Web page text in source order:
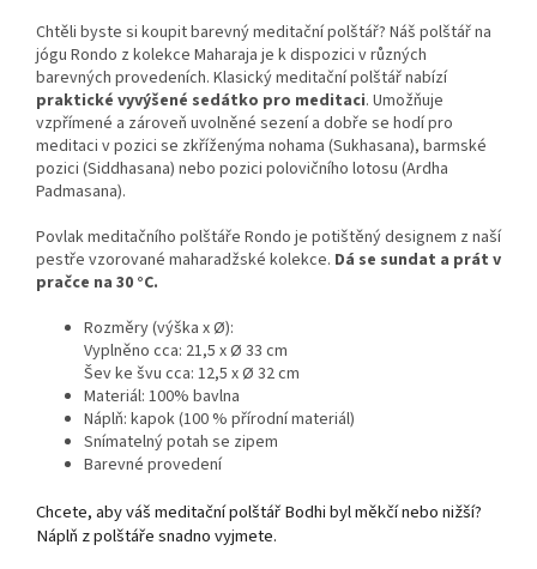
Chtěli byste si koupit barevný meditační polštář? Náš polštář na
jógu Rondo z kolekce Maharaja je k dispozici v různých
barevných provedeních. Klasický meditační polštář nabízí
praktické vyvýšené sedátko pro meditaci. Umožňuje
vzpřímené a zároveň uvolněné sezení a dobře se hodí pro
meditaci v pozici se zkříženýma nohama (Sukhasana), barmské
pozici (Siddhasana) nebo pozici polovičního lotosu (Ardha
Padmasana).
Povlak meditačního polštáře Rondo je potištěný designem z naší
pestře vzorované maharadžské kolekce. Dá se sundat a prát v
pračce na 30 °C.
Rozměry (výška x Ø):
Vyplněno cca: 21,5 x Ø 33 cm
Šev ke švu cca: 12,5 x Ø 32 cm
Materiál: 100% bavlna
Náplň: kapok (100 % přírodní materiál)
Snímatelný potah se zipem
Barevné provedení
Chcete, aby váš meditační polštář Bodhi byl měkčí nebo nižší?
Náplň z polštáře snadno vyjmete.